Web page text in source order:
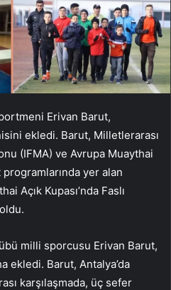
Erivan Barut,
ekledi. Barut, Milletlerarası
(IFMA) ve Avrupa Muaythai
yer alan
Açık Kupası’nda Faslı
milli sporcusu Erivan Barut,
ekledi. Barut, Antalya’da
karşılaşmada, üç sefer